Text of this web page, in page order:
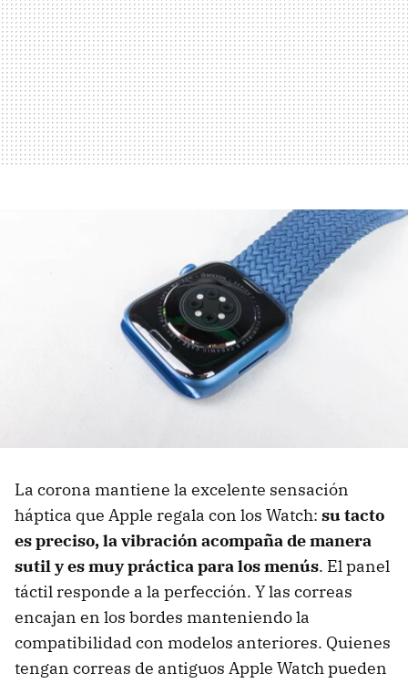
La corona mantiene la excelente sensación
háptica que Apple regala con los Watch: su tacto
es preciso, la vibración acompaña de manera
sutil y es muy práctica para los menús. El panel
táctil responde a la perfección. Y las correas
encajan en los bordes manteniendo la
compatibilidad con modelos anteriores. Quienes
tengan correas de antiguos Apple Watch pueden